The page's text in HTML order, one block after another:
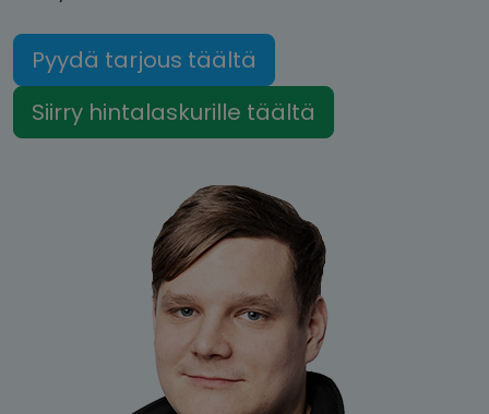
Pyydä tarjous täältä
Siirry hintalaskurille täältä